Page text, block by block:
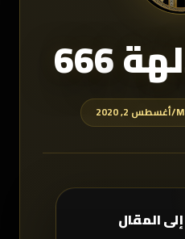
666
/أغسطس 2, 2020
المقال